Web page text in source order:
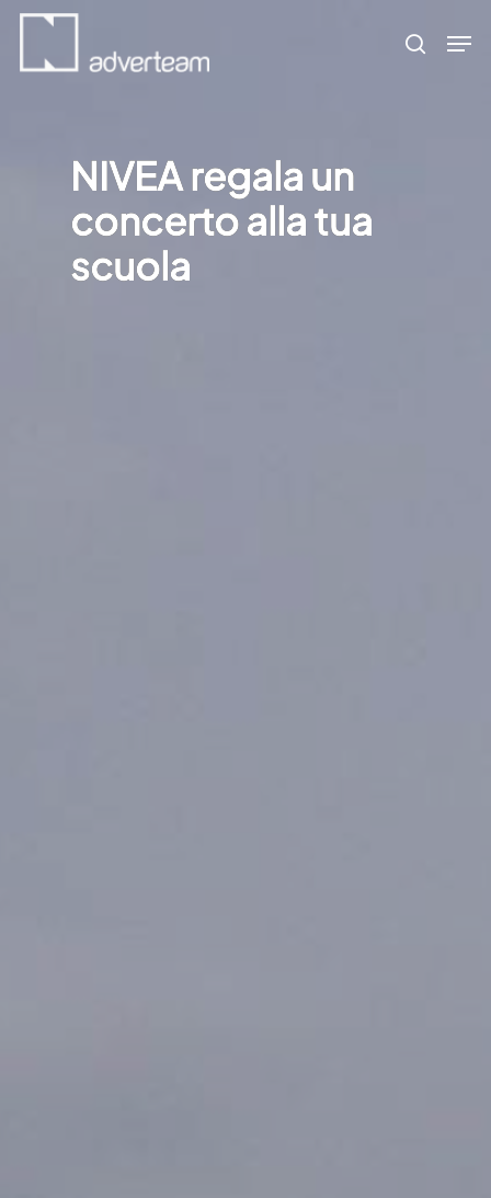
Skip
main
search
NIVEA regala un
concerto alla tua
scuola